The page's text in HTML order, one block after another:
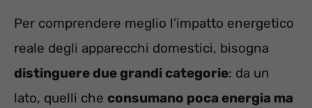
Per comprendere meglio l’impatto energetico
reale degli apparecchi domestici, bisogna
distinguere due grandi categorie: da un
lato, quelli che consumano poca energia ma